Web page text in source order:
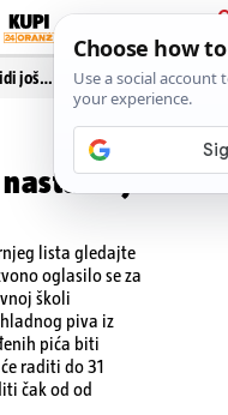
još…
je
lista gledajte
oglasilo se za
školi
piva iz
pića biti
raditi do 31
čak od od